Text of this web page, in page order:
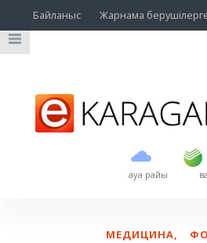
Байланыс Жарнама
ауа райы
USD 468.5
EUR
МЕДИЦИНА,